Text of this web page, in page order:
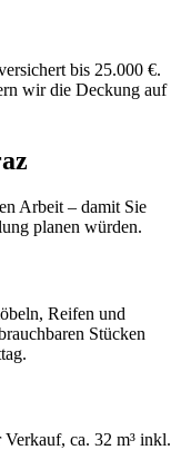
bis 25.000 €.
wir die Deckung auf
Arbeit – damit Sie
planen würden.
Reifen und
Stücken
ca. 32 m³ inkl.